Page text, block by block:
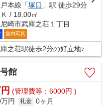
本線「塚口 」駅 徒歩29分
/ 18.00㎡
崎市武庫之荘１丁目
室内写真
之荘駅徒歩2分の好立地♪
館
(管理費等：6000円 )
円 礼金 0ヶ月